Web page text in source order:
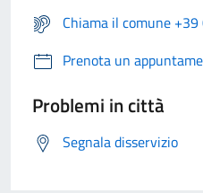
Chiama il comune
Prenota un
Problemi in città
Segnala disservizio